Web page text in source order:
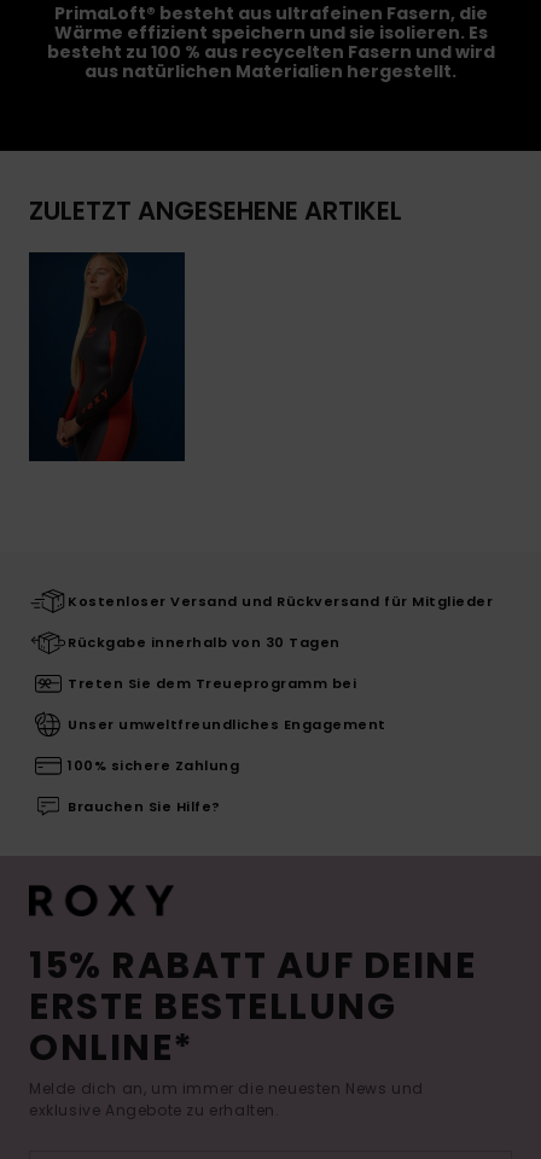
PrimaLoft® besteht aus ultrafeinen Fasern, die
Wärme effizient speichern und sie isolieren. Es
besteht zu 100 % aus recycelten Fasern und wird
aus natürlichen Materialien hergestellt.
ZULETZT ANGESEHENE ARTIKEL
Kostenloser Versand und Rückversand für Mitglieder
Rückgabe innerhalb von 30 Tagen
Treten Sie dem Treueprogramm bei
Unser umweltfreundliches Engagement
100% sichere Zahlung
Brauchen Sie Hilfe?
15% RABATT AUF DEINE
ERSTE BESTELLUNG
ONLINE*
Melde dich an, um immer die neuesten News und
exklusive Angebote zu erhalten.